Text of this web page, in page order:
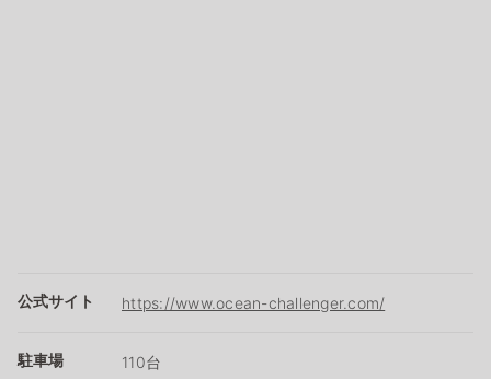
公式サイト https://www.ocean-challenger.com/
駐車場 110台